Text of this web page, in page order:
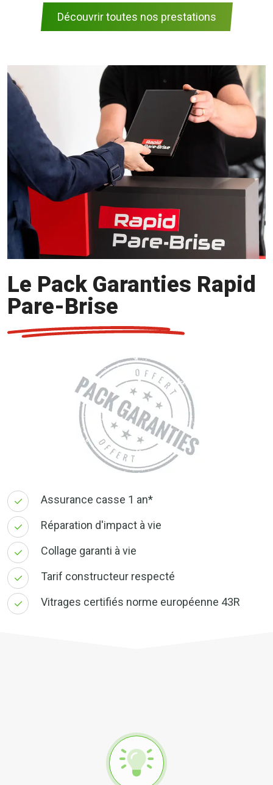
Découvrir toutes nos prestations
Le Pack Garanties Rapid
Pare-Brise
Assurance casse 1 an*
Réparation d'impact à vie
Collage garanti à vie
Tarif constructeur respecté
Vitrages certifiés norme européenne 43R